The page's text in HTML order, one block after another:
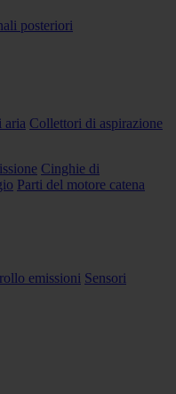
posteriori
aria Collettori di aspirazione
Cinghie di
Parti del motore catena
emissioni Sensori